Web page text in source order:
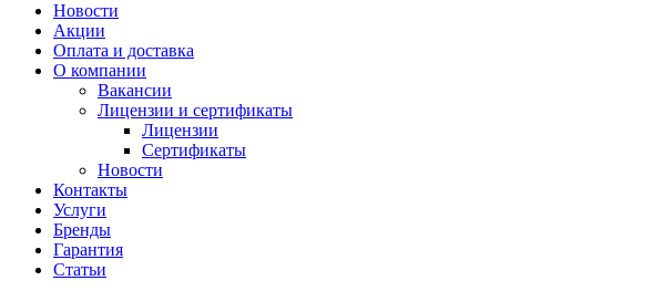
Новости
Акции
Оплата и доставка
О компании
Вакансии
Лицензии и сертификаты
Лицензии
Сертификаты
Новости
Контакты
Услуги
Бренды
Гарантия
Статьи